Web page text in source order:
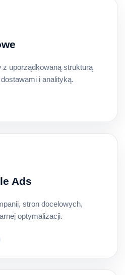
z uporządkowaną strukturą
i analityką.
Ads
stron docelowych,
optymalizacji.